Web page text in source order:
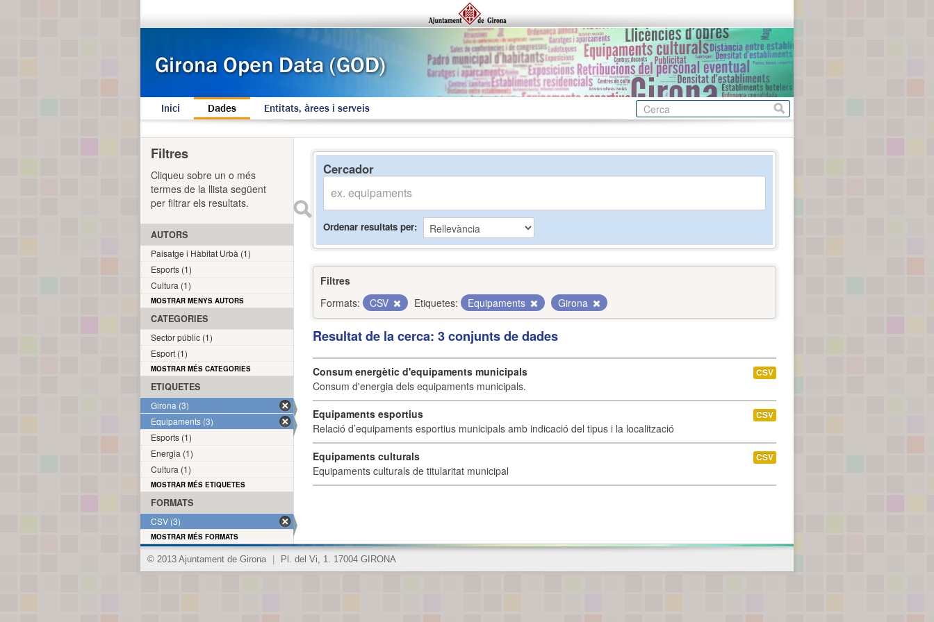
Inici Dades Entitats, àrees i serveis
Cercador
Ordenar resultats per
Filtres
Formats:
CSV Etiquetes: Equipaments Girona
Resultat de la cerca: 3 conjunts de dades
Consum energètic d'equipaments municipals
Consum d'energia dels equipaments municipals.
CSV
Equipaments esportius
Relació d’equipaments esportius municipals amb indicació del tipus i la localització
CSV
Equipaments culturals
Equipaments culturals de titularitat municipal
CSV
Filtres
Cliqueu sobre un o més
termes de la llista següent
per filtrar els resultats.
AUTORS
Paisatge i Hàbitat Urbà (1)
Esports (1)
Cultura (1)
MOSTRAR MENYS AUTORS
CATEGORIES
Sector públic (1)
Esport (1)
MOSTRAR MÉS CATEGORIES
ETIQUETES
Girona (3)
Equipaments (3)
Esports (1)
Energia (1)
Cultura (1)
MOSTRAR MÉS ETIQUETES
FORMATS
CSV (3)
MOSTRAR MÉS FORMATS
© 2013 Ajuntament de Girona Pl. del Vi, 1. 17004 GIRONA